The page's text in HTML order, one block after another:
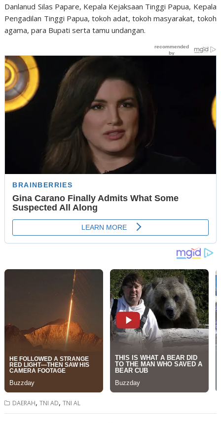
Danlanud Silas Papare, Kepala Kejaksaan Tinggi Papua, Kepala
Pengadilan Tinggi Papua, tokoh adat, tokoh masyarakat, tokoh
agama, para Bupati serta tamu undangan.
DAERAH,TNI AD,TNI AL